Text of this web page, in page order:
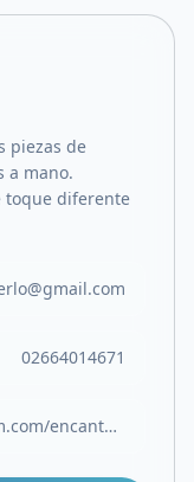
piezas de
a mano.
toque diferente
02664014671
https://www.instagram.com/encantoceramicaydeco/